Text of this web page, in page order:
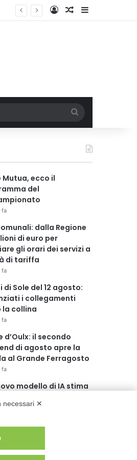
AccediUn articolo a
per
Mutua, ecco il
del
fa
dalla Regione
di euro per
gli orari dei servizi a
di tariffa
fa
di Sole del 12 agosto:
i collegamenti
la collina
fa
d’Oulx: il secondo
di agosto apre la
al Grande Ferragosto
fa
modello di IA stima
Luigi Gonzaga
più speranze
necessari ✕